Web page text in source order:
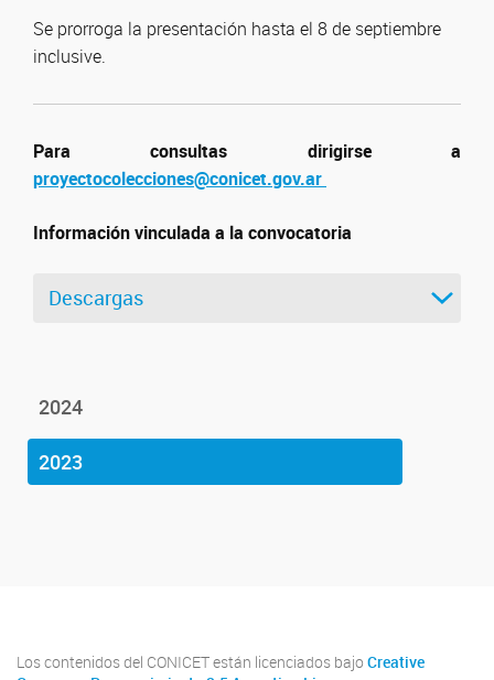
Se prorroga la presentación hasta el 8 de septiembre
inclusive.
Para consultas dirigirse a
proyectocolecciones@conicet.gov.ar
Información vinculada a la convocatoria
Descargas
2024
2023
Los contenidos del CONICET están licenciados bajo Creative